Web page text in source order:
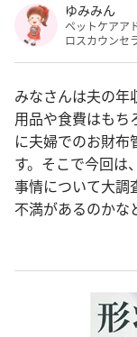
ゆみみん
ペットケアア
ロスカウンセ
みなさんは夫の
用品や食費はもち
に夫婦でのお財布
す。そこで今回は
事情について大
不満があるのかな